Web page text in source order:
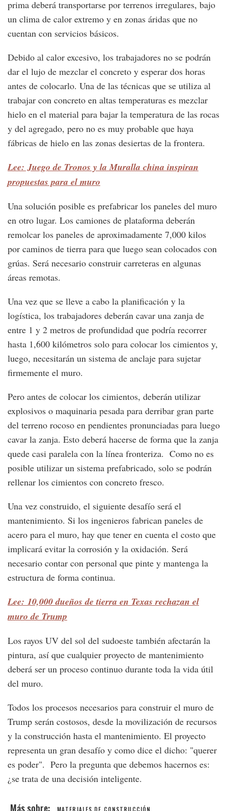
prima deberá transportarse por terrenos irregulares, bajo
un clima de calor extremo y en zonas áridas que no
cuentan con servicios básicos.
Debido al calor excesivo, los trabajadores no se podrán
dar el lujo de mezclar el concreto y esperar dos horas
antes de colocarlo. Una de las técnicas que se utiliza al
trabajar con concreto en altas temperaturas es mezclar
hielo en el material para bajar la temperatura de las rocas
y del agregado, pero no es muy probable que haya
fábricas de hielo en las zonas desiertas de la frontera.
Lee: Juego de Tronos y la Muralla china inspiran
propuestas para el muro
Una solución posible es prefabricar los paneles del muro
en otro lugar. Los camiones de plataforma deberán
remolcar los paneles de aproximadamente 7,000 kilos
por caminos de tierra para que luego sean colocados con
grúas. Será necesario construir carreteras en algunas
áreas remotas.
Una vez que se lleve a cabo la planificación y la
logística, los trabajadores deberán cavar una zanja de
entre 1 y 2 metros de profundidad que podría recorrer
hasta 1,600 kilómetros solo para colocar los cimientos y,
luego, necesitarán un sistema de anclaje para sujetar
firmemente el muro.
Pero antes de colocar los cimientos, deberán utilizar
explosivos o maquinaria pesada para derribar gran parte
del terreno rocoso en pendientes pronunciadas para luego
cavar la zanja. Esto deberá hacerse de forma que la zanja
quede casi paralela con la línea fronteriza. Como no es
posible utilizar un sistema prefabricado, solo se podrán
rellenar los cimientos con concreto fresco.
Una vez construido, el siguiente desafío será el
mantenimiento. Si los ingenieros fabrican paneles de
acero para el muro, hay que tener en cuenta el costo que
implicará evitar la corrosión y la oxidación. Será
necesario contar con personal que pinte y mantenga la
estructura de forma continua.
Lee: 10,000 dueños de tierra en Texas rechazan el
muro de Trump
Los rayos UV del sol del sudoeste también afectarán la
pintura, así que cualquier proyecto de mantenimiento
deberá ser un proceso continuo durante toda la vida útil
del muro.
Todos los procesos necesarios para construir el muro de
Trump serán costosos, desde la movilización de recursos
y la construcción hasta el mantenimiento. El proyecto
representa un gran desafío y como dice el dicho: "querer
es poder". Pero la pregunta que debemos hacernos es:
¿se trata de una decisión inteligente.